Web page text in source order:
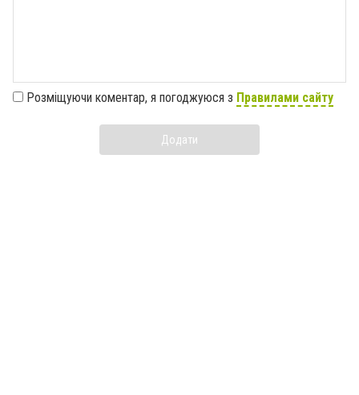
Розміщуючи коментар, я погоджуюся з Правилами сайту
Додати